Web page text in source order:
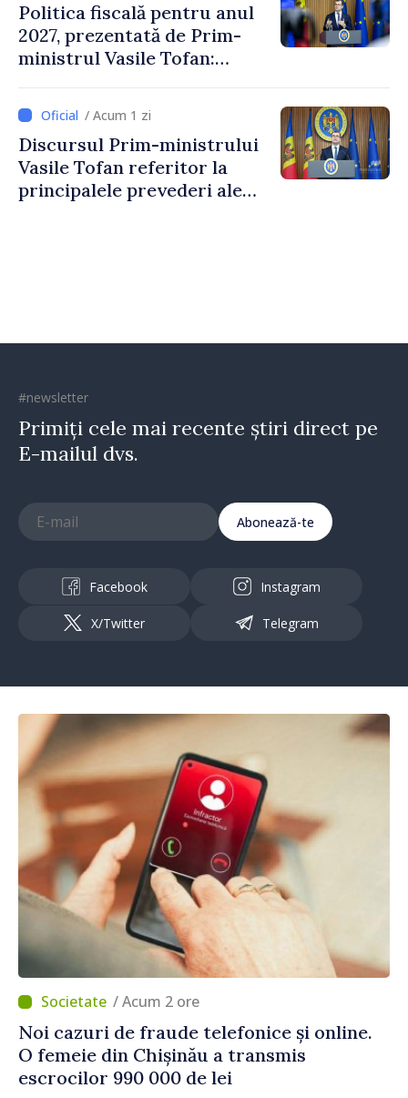
Politica fiscală pentru anul
2027, prezentată de Prim-
ministrul Vasile Tofan:
stimularea investițiilor și o
taxare mai echitabilă
/ Acum 1 zi
Discursul Prim-ministrului
Vasile Tofan referitor la
principalele prevederi ale
#newsletter
Primiți cele mai recente știri direct pe
E-mailul dvs.
Abonează-te
Facebook Instagram
X/Twitter Telegram
/ Acum 2 ore
Noi cazuri de fraude telefonice și online.
O femeie din Chișinău a transmis
escrocilor 990 000 de lei